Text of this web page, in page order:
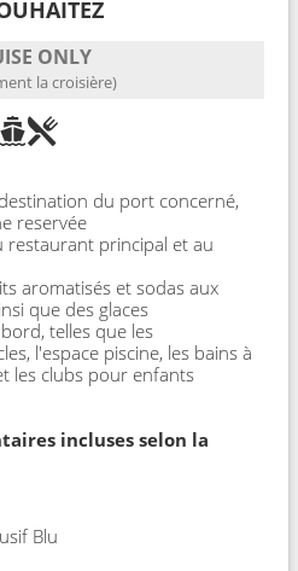
ONLY
la croisière)
du port concerné,
reservée
restaurant principal et au
aromatisés et sodas aux
que des glaces
telles que les
l'espace piscine, les bains à
les clubs pour enfants
incluses selon la
Blu